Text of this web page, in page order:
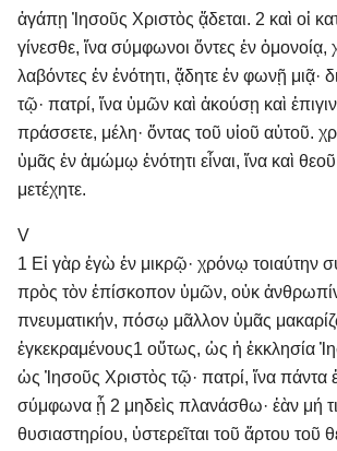
ἀγάπῃ Ἰησοῦς Χριστὸς ᾄδεται. 2 καὶ οἱ
γίνεσθε, ἵνα σύμφωνοι ὄντες ἐν
λαβόντες ἐν ἑνότητι, ᾄδητε ἐν φωνῇ μιᾷ·
τῷ· πατρί, ἵνα ὑμῶν καὶ ἀκούσῃ καὶ
πράσσετε, μέλη· ὄντας τοῦ υἱοῦ αὐτοῦ.
ὑμᾶς ἐν ἀμώμῳ ἑνότητι εἶναι, ἵνα καὶ
μετέχητε.
V
1 Εἰ γὰρ ἐγὼ ἐν μικρῷ· χρόνῳ τοιαύτην
πρὸς τὸν ἐπίσκοπον ὑμῶν, οὐκ
πνευματικήν, πόσῳ μᾶλλον ὑμᾶς
ἐγκεκραμένους 1 οὕτως, ὡς ἡ ἐκκλησία
ὡς Ἰησοῦς Χριστὸς τῷ· πατρί, ἵνα πάντα
σύμφωνα ᾖ 2 μηδεὶς πλανάσθω· ἐὰν μή
θυσιαστηρίου, ὑστερεῖται τοῦ ἄρτου τοῦ